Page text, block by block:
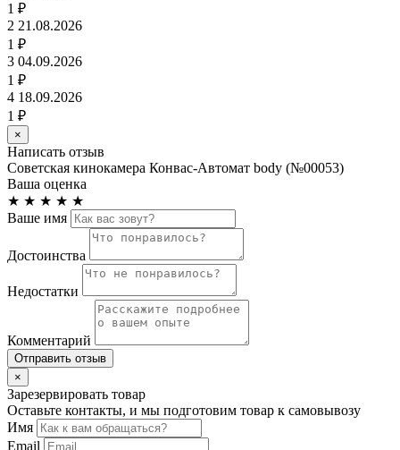
1 ₽
2 21.08.2026
1 ₽
3 04.09.2026
1 ₽
4 18.09.2026
1 ₽
×
Написать отзыв
Советская кинокамера Конвас-Автомат body (№00053)
Ваша оценка
★ ★ ★ ★ ★
Ваше имя
Достоинства
Недостатки
Комментарий
Отправить отзыв
×
Зарезервировать товар
Оставьте контакты, и мы подготовим товар к самовывозу
Имя
Email